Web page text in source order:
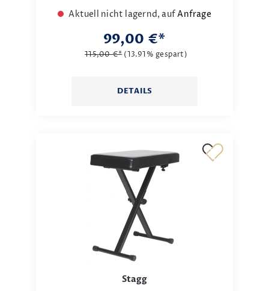
Aktuell nicht lagernd, aufAnfrage
99,00 €*
115,00 €* (13.91% gespart)
DETAILS
Stagg